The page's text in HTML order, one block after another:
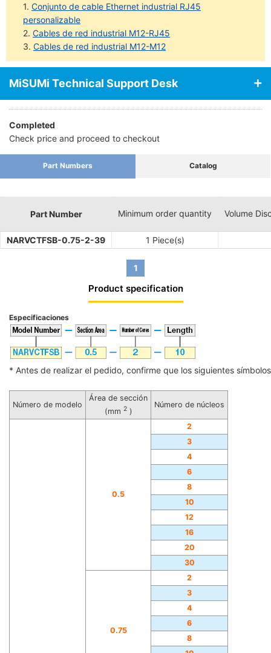
1. Conjunto de cable Ethernet industrial RJ45
personalizable
2. Cables de red industrial M12-RJ45
3. Cables de red industrial M12-M12
MiSUMi Technical Support Desk
Completed
Check price and proceed to checkout
Part Numbers Catalog
Part Number Minimum order quantity Volume
NARVCTFSB-0.75-2-39 1 Piece(s)
1
Product specification
Especificaciones
* Antes de realizar el pedido, confirme que los siguientes
Número de modelo
Área de sección
(mm 2)
Número de núcleos
0.5
2
3
4
6
8
10
12
16
20
30
0.75
2
3
4
6
8